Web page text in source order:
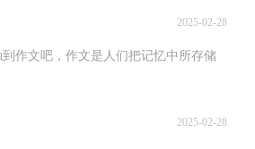
2025-02-28
作文吧，作文是人们把记忆中所存储
2025-02-28